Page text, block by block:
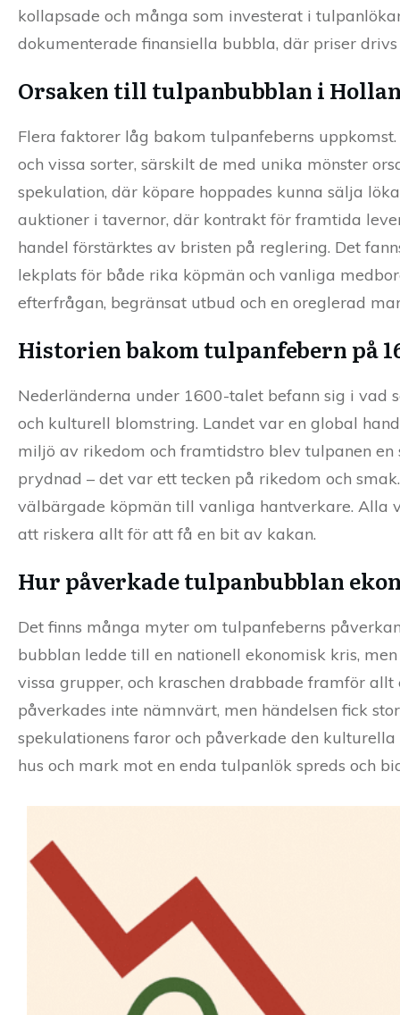
kollapsade och många som investerat i
dokumenterade finansiella bubbla, där priser
Orsaken till tulpanbubblan i
Flera faktorer låg bakom tulpanfeberns
och vissa sorter, särskilt de med unika mönster
spekulation, där köpare hoppades kunna sälja
auktioner i tavernor, där kontrakt för framtida
handel förstärktes av bristen på reglering. Det
lekplats för både rika köpmän och vanliga
efterfrågan, begränsat utbud och en oreglerad
Historien bakom tulpanfebern på
Nederländerna under 1600-talet befann sig i vad
och kulturell blomstring. Landet var en global
miljö av rikedom och framtidstro blev tulpanen
prydnad – det var ett tecken på rikedom och
välbärgade köpmän till vanliga hantverkare. Alla
att riskera allt för att få en bit av kakan.
Hur påverkade tulpanbubblan
Det finns många myter om tulpanfeberns
bubblan ledde till en nationell ekonomisk kris,
vissa grupper, och kraschen drabbade framför
påverkades inte nämnvärt, men händelsen fick
spekulationens faror och påverkade den
hus och mark mot en enda tulpanlök spreds och